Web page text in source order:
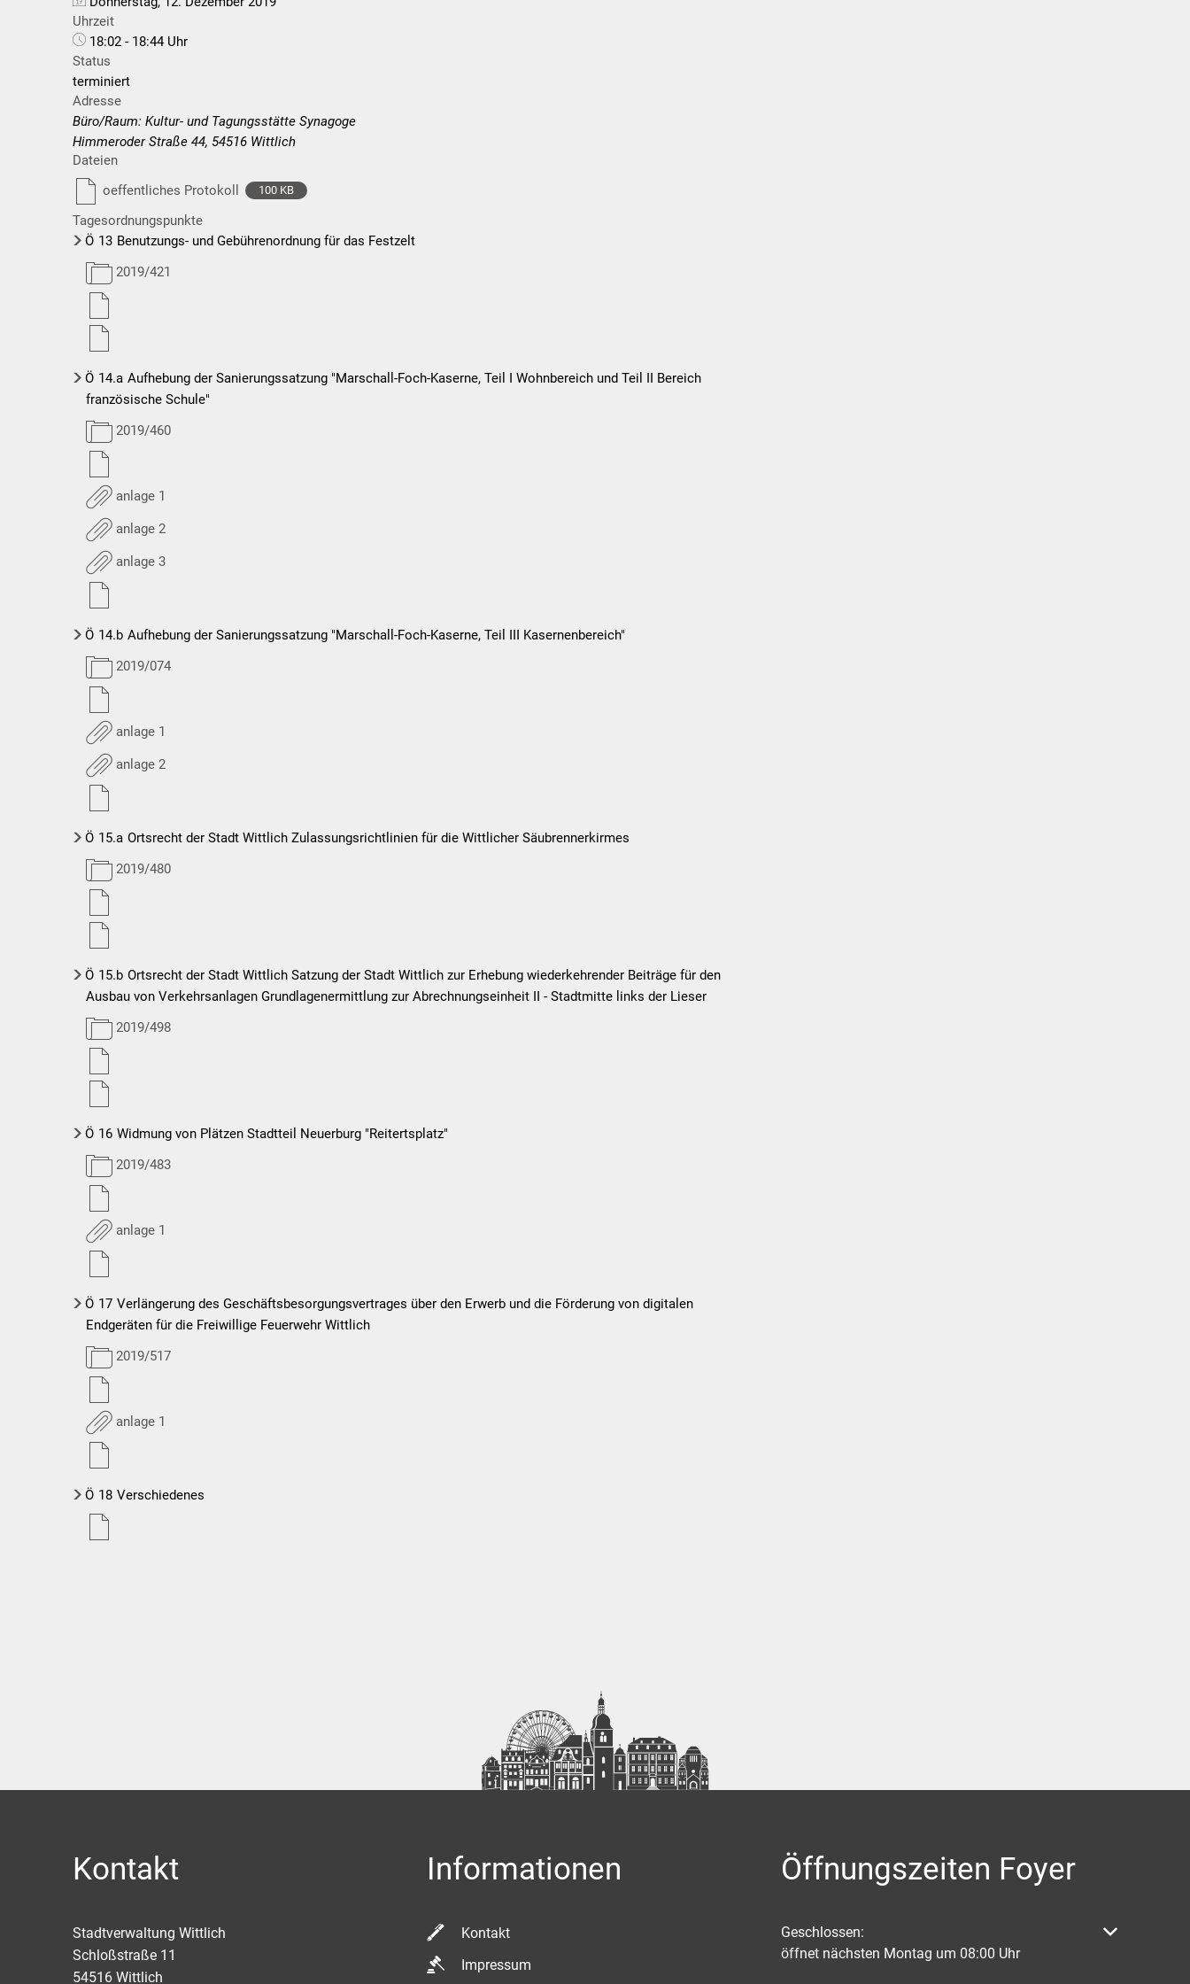
Uhrzeit
18:02 - 18:44 Uhr
Status
terminiert
Adresse
Büro/Raum: Kultur- und Tagungsstätte Synagoge
Himmeroder Straße 44, 54516 Wittlich
Dateien
oeffentliches Protokoll
100 KB
Tagesordnungspunkte
Ö 13 Benutzungs- und Gebührenordnung für das Festzelt
2019/421
Ö 14.a Aufhebung der Sanierungssatzung "Marschall-Foch-Kaserne, Teil I Wohnbereich und Teil II Bereich
französische Schule"
2019/460
anlage 1
anlage 2
anlage 3
Ö 14.b Aufhebung der Sanierungssatzung "Marschall-Foch-Kaserne, Teil III Kasernenbereich"
2019/074
anlage 1
anlage 2
Ö 15.a Ortsrecht der Stadt Wittlich Zulassungsrichtlinien für die Wittlicher Säubrennerkirmes
2019/480
Ö 15.b Ortsrecht der Stadt Wittlich Satzung der Stadt Wittlich zur Erhebung wiederkehrender Beiträge für den
Ausbau von Verkehrsanlagen Grundlagenermittlung zur Abrechnungseinheit II - Stadtmitte links der Lieser
2019/498
Ö 16 Widmung von Plätzen Stadtteil Neuerburg "Reitertsplatz"
2019/483
anlage 1
Ö 17 Verlängerung des Geschäftsbesorgungsvertrages über den Erwerb und die Förderung von digitalen
Endgeräten für die Freiwillige Feuerwehr Wittlich
2019/517
anlage 1
Ö 18 Verschiedenes
Kontakt
Stadtverwaltung Wittlich
Schloßstraße 11
54516 Wittlich
Informationen
Kontakt
Impressum
Öffnungszeiten Foyer
Klicken, um weitere Öffnungs- oder Schließzeiten auszublenden
Geschlossen:
öffnet nächsten Montag um 08:00 Uhr